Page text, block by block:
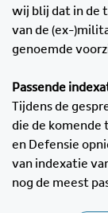
wij blij dat in de
van de (ex-
genoemde
Passende
Tijdens de
die de komende
en Defensie
van indexatie
nog de meest